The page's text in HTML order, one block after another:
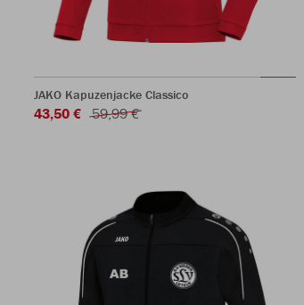
JAKO Kapuzenjacke Classico
43,50 € 59,99 €